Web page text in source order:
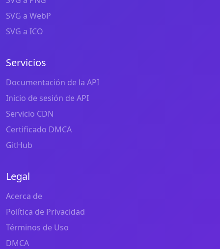
SVG a WebP
SVG a ICO
Servicios
Documentación de la API
Inicio de sesión de API
Servicio CDN
Certificado DMCA
GitHub
Legal
Acerca de
Política de Privacidad
Términos de Uso
DMCA